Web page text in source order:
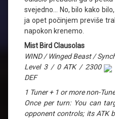
svejedno… No, bilo kako
ja opet počinjem previše
napokon krenemo.
Mist Bird Clausolas
WIND / Winged Beast /
Level 3 / 0 ATK / 2300
DEF
1 Tuner + 1 or more non-
Once per turn: You can
opponent controls; its ATK